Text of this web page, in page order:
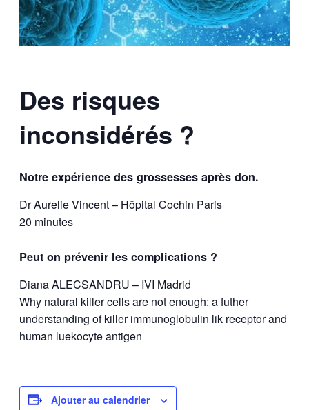
Des risques
inconsidérés ?
Notre expérience des grossesses après don.
Dr Aurelie Vincent – Hôpital Cochin Paris
20 minutes
Peut on prévenir les complications ?
Diana ALECSANDRU – IVI Madrid
Why natural killer cells are not enough: a futher
understanding of killer immunoglobulin lik receptor and
human luekocyte antigen
Ajouter au calendrier